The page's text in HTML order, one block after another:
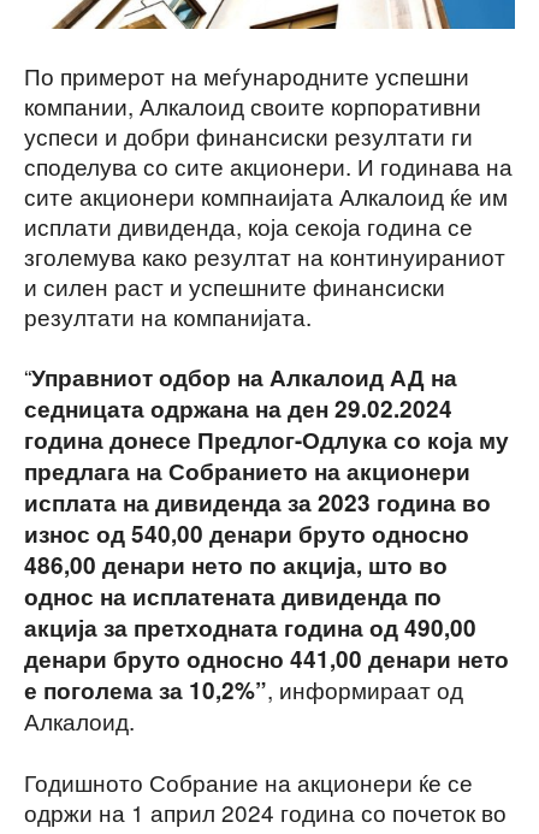
По примерот на меѓународните успешни
компании, Алкалоид своите корпоративни
успеси и добри финансиски резултати ги
споделува со сите акционери. И годинава на
сите акционери компнаијата Алкалоид ќе им
исплати дивиденда, која секоја година се
зголемува како резултат на континуираниот
и силен раст и успешните финансиски
резултати на компанијата.
“Управниот одбор на Алкалоид АД на
седницата одржана на ден 29.02.2024
година донесе Предлог-Одлука со која му
предлага на Собранието на акционери
исплата на дивиденда за 2023 година во
износ од 540,00 денари бруто односно
486,00 денари нето по акција, што во
однос на исплатената дивиденда по
акција за претходната година од 490,00
денари бруто односно 441,00 денари нето
е поголема за 10,2%”, информираат од
Алкалоид.
Годишното Собрание на акционери ќе се
одржи на 1 април 2024 година со почеток во